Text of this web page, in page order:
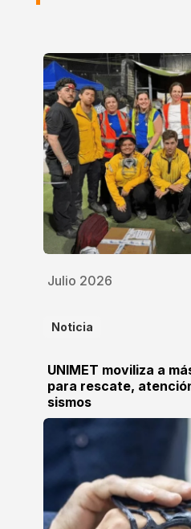
Julio 2026
Noticia
UNIMET moviliza a
para rescate,
sismos